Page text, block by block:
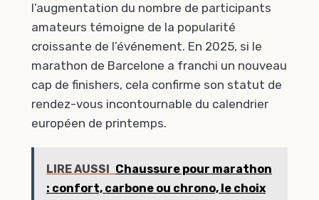
l’augmentation du nombre de participants
amateurs témoigne de la popularité
croissante de l’événement. En 2025, si le
marathon de Barcelone a franchi un nouveau
cap de finishers, cela confirme son statut de
rendez-vous incontournable du calendrier
européen de printemps.
LIRE AUSSI
Chaussure pour marathon
: confort, carbone ou chrono, le choix